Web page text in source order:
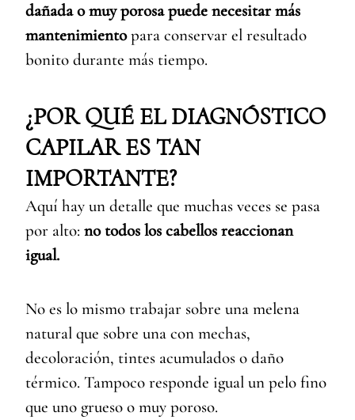
dañada o muy porosa puede necesitar más
mantenimientopara conservar el resultado
bonito durante más tiempo.
¿POR QUÉ EL DIAGNÓSTICO
CAPILAR ES TAN
IMPORTANTE?
Aquí hay un detalle que muchas veces se pasa
por alto:no todos los cabellos reaccionan
igual.
No es lo mismo trabajar sobre una melena
natural que sobre una con mechas,
decoloración, tintes acumulados o daño
térmico. Tampoco responde igual un pelo fino
que uno grueso o muy poroso.